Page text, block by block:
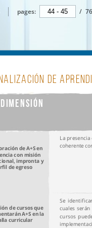
pages: / 76